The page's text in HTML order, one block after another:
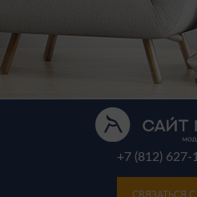
+7 (812) 627-
СВЯЗАТЬСЯ